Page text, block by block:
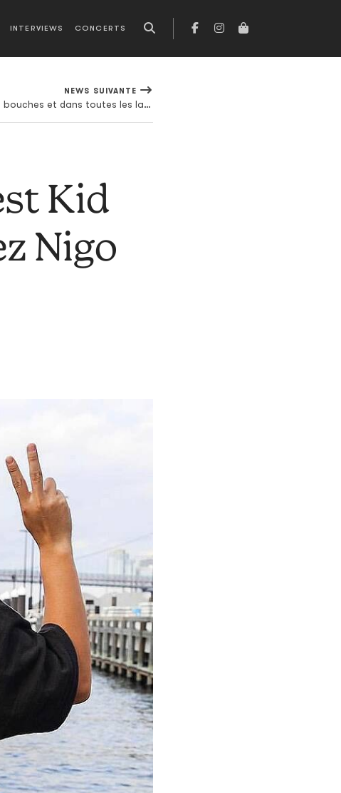
INTERVIEWS CONCERTS
NEWS SUIVANTE
BODEGA est sur toutes les bouches et dans toutes les langues
Kid
Nigo